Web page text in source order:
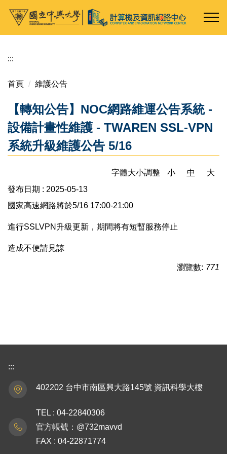
跳
內
區
:::
首頁 維護公告
【轉知公告】NOC網路維運公告系統 -
設備計畫性維護 - TWAREN SSL-VPN
系統升級維護公告 5/16
字體大小調整 小 中
大
發布日期 : 2025-05-13
國家高速網路將於5/16 17:00-21:00
進行SSLVPN升級更新，期間將有短暫服務停止
造成不便請見諒
瀏覽數: 771
:::
402202 台中市南區興大路145號 資訊科學大樓
TEL : 04-22840306
官方帳號：@732mavvd
FAX : 04-22871774